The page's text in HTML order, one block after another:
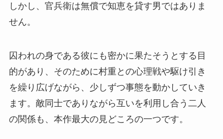
しかし、官兵衛は無償で知恵を貸す男ではありま
せん。
囚われの身である彼にも密かに果たそうとする目
的があり、そのために村重との心理戦や駆け引き
を繰り広げながら、少しずつ事態を動かしていき
ます。敵同士でありながら互いを利用し合う二人
の関係も、本作最大の見どころの一つです。